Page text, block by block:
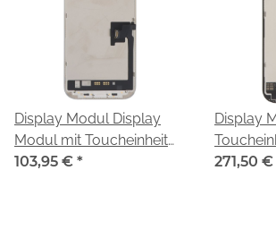
Display Modul Display
Modul mit Toucheinheit
diagnosefähig Incell
103,95 € *
Display
Chip-
271,50 €